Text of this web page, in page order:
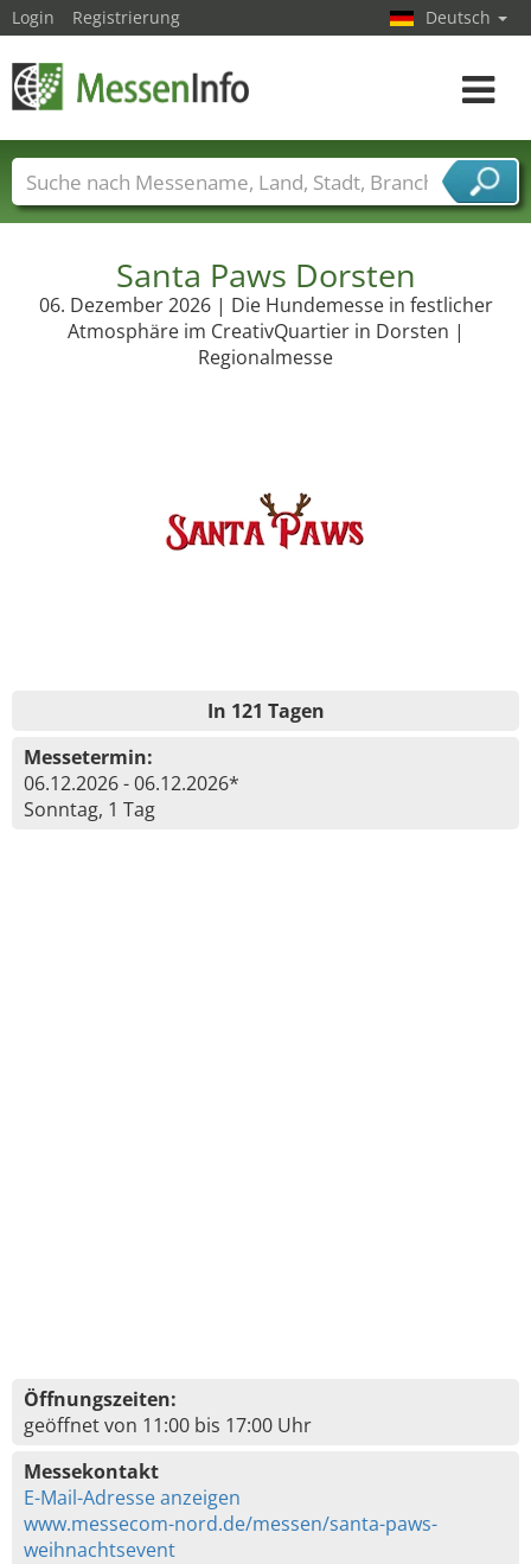
Santa Paws Dorsten
06. Dezember 2026 | Die Hundemesse in festlicher
Atmosphäre im CreativQuartier in Dorsten |
Regionalmesse
In 121 Tagen
Messetermin:
06.12.2026 - 06.12.2026*
Sonntag, 1 Tag
Öffnungszeiten:
geöffnet von 11:00 bis 17:00 Uhr
Messekontakt
E-Mail-Adresse anzeigen
www.messecom-nord.de/messen/santa-paws-
weihnachtsevent
Login Registrierung Deutsch
Toggle
Messenamen Länder Städte
Branchen